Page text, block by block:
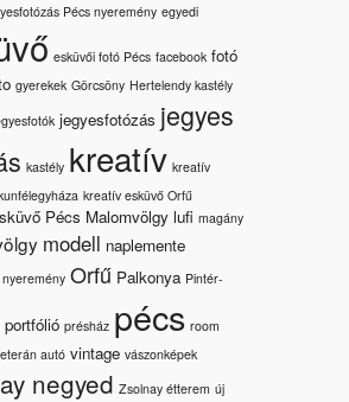
Pécs nyeremény egyedi
esküvői fotó Pécs facebook fotó
gyerekek Görcsöny Hertelendy kastély
jegyesfotózás jegyes
kastély kreatív kreatív
kreatív esküvő Orfű
Pécs Malomvölgy lufi magány
modell naplemente
nyeremény Orfű Palkonya Pintér-
portfólió présház pécs room
autó vintage vászonképek
negyed Zsolnay étterem új